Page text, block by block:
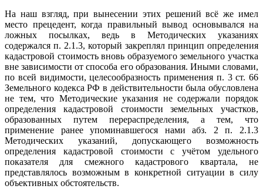
На наш взгляд, при вынесении этих решений всё же имел
место прецедент, когда правильный вывод основывался на
ложных посылках, ведь в Методических указаниях
содержался п. 2.1.3, который закреплял принцип определения
кадастровой стоимость вновь образуемого земельного участка
вне зависимости от способа его образования. Иными словами,
по всей видимости, целесообразность применения п. 3 ст. 66
Земельного кодекса РФ в действительности была обусловлена
не тем, что Методические указания не содержали порядок
определения кадастровой стоимости земельных участков,
образованных путем перераспределения, а тем, что
применение ранее упоминавшегося нами абз. 2 п. 2.1.3
Методических указаний, допускающего возможность
определения кадастровой стоимости с учётом удельного
показателя для смежного кадастрового квартала, не
представлялось возможным в конкретной ситуации в силу
объективных обстоятельств.